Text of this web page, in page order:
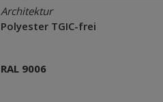
Architektur
Polyester TGIC-frei
RAL 9006